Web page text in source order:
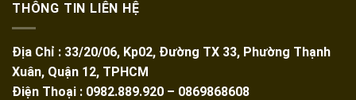
THÔNG TIN LIÊN HỆ
Địa Chỉ : 33/20/06, Kp02, Đường TX 33, Phường Thạnh
Xuân, Quận 12, TPHCM
Điện Thoại : 0982.889.920 – 0869868608